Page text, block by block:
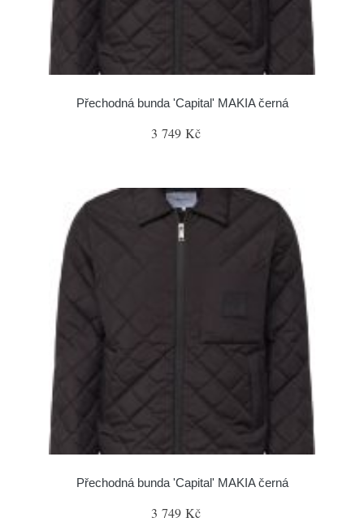
Přechodná bunda 'Capital' MAKIA černá
3 749 Kč
Přechodná bunda 'Capital' MAKIA černá
3 749 Kč